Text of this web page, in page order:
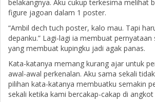
belakangnya. Aku cukup terkesima melihat
figure jagoan dalam 1 poster.
“Ambil dech tuch poster, kalo mau. Tapi
depanku.” Lagi-lagi ia membuat
yang membuat kupingku jadi agak panas.
Kata-katanya memang kurang ajar untuk
awal-awal perkenalan. Aku sama sekali
pilihan kata-katanya membuatku semakin
sekali ketika kami bercakap-cakap di angkot